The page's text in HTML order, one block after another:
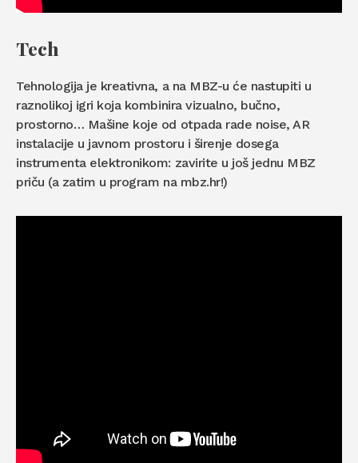
Tech
Tehnologija je kreativna, a na MBZ-u će nastupiti u
raznolikoj igri koja kombinira vizualno, bučno,
prostorno… Mašine koje od otpada rade noise, AR
instalacije u javnom prostoru i širenje dosega
instrumenta elektronikom: zavirite u još jednu MBZ
priču (a zatim u program na mbz.hr!)